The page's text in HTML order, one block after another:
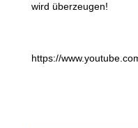
wird überzeugen!
https://